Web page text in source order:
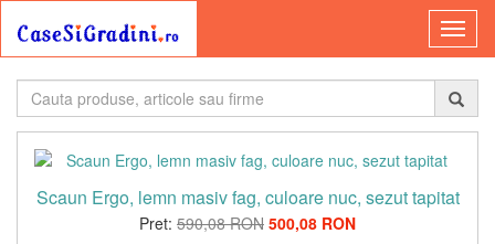
Scaun Ergo, lemn masiv fag, culoare nuc, sezut tapitat
Pret: 590,08 RON 500,08 RON